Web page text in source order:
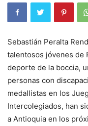
Sebastián Peralta
talentosos jóvenes de
deporte de la boccia,
personas con
medallistas en los
Intercolegiados, han
a Antioquia en los